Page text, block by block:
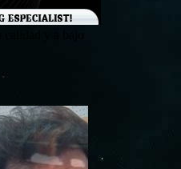
calidad y a bajo